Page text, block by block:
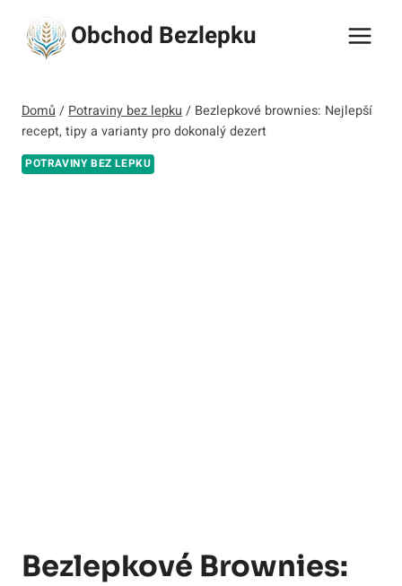
obsah
Obchod Bezlepku
Domů / Potraviny bez lepku / Bezlepkové brownies: Nejlepší
recept, tipy a varianty pro dokonalý dezert
POTRAVINY BEZ LEPKU
Bezlepkové Brownies: